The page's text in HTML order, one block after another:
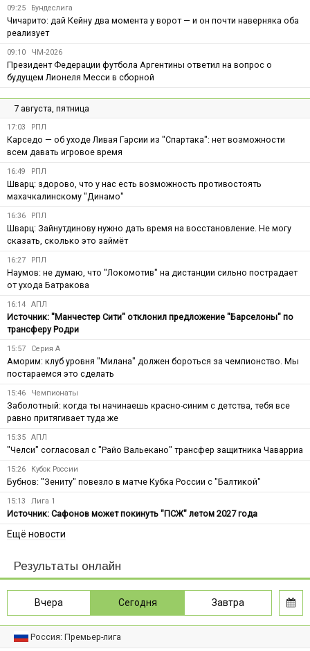
09:25 Бундеслига
Чичарито: дай Кейну два момента у ворот — и он почти наверняка оба
реализует
09:10 ЧМ-2026
Президент Федерации футбола Аргентины ответил на вопрос о
будущем Лионеля Месси в сборной
7 августа, пятница
17:03 РПЛ
Карседо — об уходе Ливая Гарсии из "Спартака": нет возможности
всем давать игровое время
16:49 РПЛ
Шварц: здорово, что у нас есть возможность противостоять
махачкалинскому "Динамо"
16:36 РПЛ
Шварц: Зайнутдинову нужно дать время на восстановление. Не могу
сказать, сколько это займёт
16:27 РПЛ
Наумов: не думаю, что "Локомотив" на дистанции сильно пострадает
от ухода Батракова
16:14 АПЛ
Источник: "Манчестер Сити" отклонил предложение "Барселоны" по
трансферу Родри
15:57 Серия А
Аморим: клуб уровня "Милана" должен бороться за чемпионство. Мы
постараемся это сделать
15:46 Чемпионаты
Заболотный: когда ты начинаешь красно-синим с детства, тебя все
равно притягивает туда же
15:35 АПЛ
"Челси" согласовал с "Райо Вальекано" трансфер защитника Чаварриа
15:26 Кубок России
Бубнов: "Зениту" повезло в матче Кубка России с "Балтикой"
15:13 Лига 1
Источник: Сафонов может покинуть "ПСЖ" летом 2027 года
Ещё новости
Результаты онлайн
Вчера Сегодня Завтра
Россия: Премьер-лига